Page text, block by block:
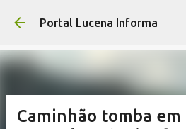
Pular para o
Portal Lucena Informa
Caminhão tomba em